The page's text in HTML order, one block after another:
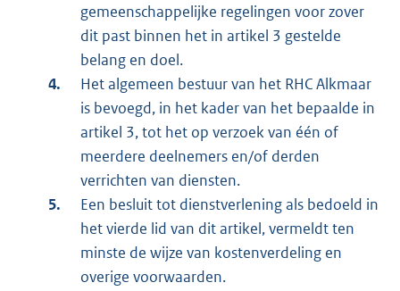
gemeenschappelijke regelingen voor zover
dit past binnen het in artikel 3 gestelde
belang en doel.
Het algemeen bestuur van het RHC Alkmaar
is bevoegd, in het kader van het bepaalde in
artikel 3, tot het op verzoek van één of
meerdere deelnemers en/of derden
verrichten van diensten.
Een besluit tot dienstverlening als bedoeld in
het vierde lid van dit artikel, vermeldt ten
minste de wijze van kostenverdeling en
overige voorwaarden.